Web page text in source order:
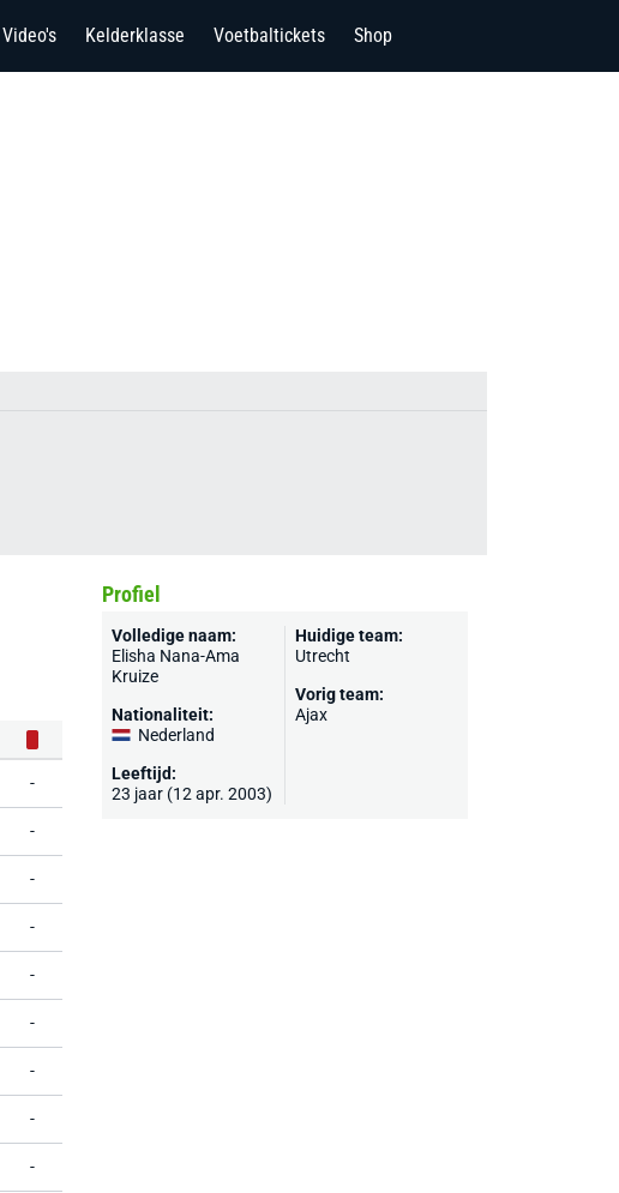
Video's Kelderklasse Voetbaltickets Shop
-
-
-
-
-
-
-
-
-
Profiel
Volledige naam:
Elisha Nana-Ama
Kruize
Nationaliteit:
Nederland
Leeftijd:
23 jaar (12 apr. 2003)
Huidige team:
Utrecht
Vorig team:
Ajax